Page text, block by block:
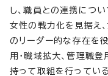
し、職員との連携につ
女性の戦力化を見据え
のリーダー的な存在を
用・職域拡大、管理職
持って取組を行っている